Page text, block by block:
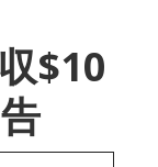
$10